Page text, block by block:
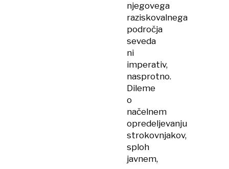
njegovega
raziskovalnega
področja
seveda
ni
imperativ,
nasprotno.
Dileme
o
načelnem
opredeljevanju
strokovnjakov,
sploh
javnem,